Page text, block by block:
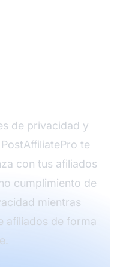
de privacidad y
te
con tus afiliados
cumplimiento de
mientras
afiliados de forma